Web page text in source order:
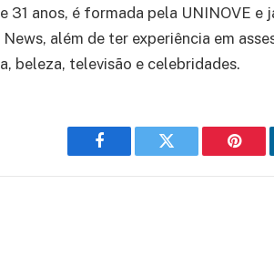
31 anos, é formada pela UNINOVE e
além de ter experiência em
beleza, televisão e celebridades.
Facebook Twitter